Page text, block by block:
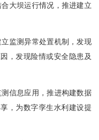
大坝运行情况，推进建立
监测异常处置机制，发现
，发现险情或安全隐患及
信息应用，推进构建数据
，为数字孪生水利建设提